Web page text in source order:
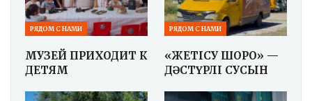
РЯДОМ С НАМИ
МУЗЕЙ ПРИХОДИТ К
ДЕТЯМ
РЯДОМ С НАМИ
«ЖЕТІСУ ШОРО» —
ДӘСТҮРЛІ СУСЫН